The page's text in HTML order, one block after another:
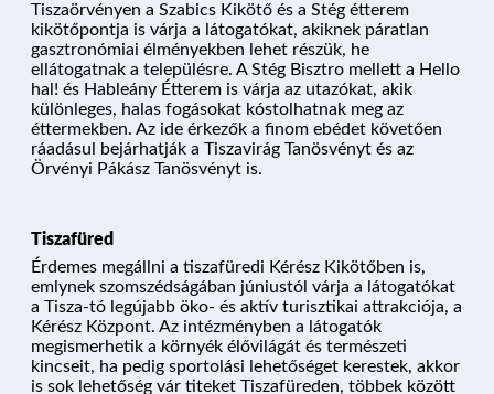
NYARALÓHAJÓZÁS
HAJÓK
KIKÖTŐK
ÚTVONALAK
Tiszaörvényen a Szabics Kikötő és a Stég étterem
kikötőpontja is várja a látogatókat, akiknek páratlan
gasztronómiai élményekben lehet részük, he
ellátogatnak a településre. A Stég Bisztro mellett a Hello
hal! és Hableány Étterem is várja az utazókat, akik
különleges, halas fogásokat kóstolhatnak meg az
éttermekben. Az ide érkezők a finom ebédet követően
ráadásul bejárhatják a Tiszavirág Tanösvényt és az
Örvényi Pákász Tanösvényt is.
Tiszafüred
Érdemes megállni a tiszafüredi Kérész Kikötőben is,
emlynek szomszédságában júniustól várja a látogatókat
a Tisza-tó legújabb öko- és aktív turisztikai attrakciója, a
Kérész Központ. Az intézményben a látogatók
megismerhetik a környék élővilágát és természeti
kincseit, ha pedig sportolási lehetőséget kerestek, akkor
is sok lehetőség vár titeket Tiszafüreden, többek között